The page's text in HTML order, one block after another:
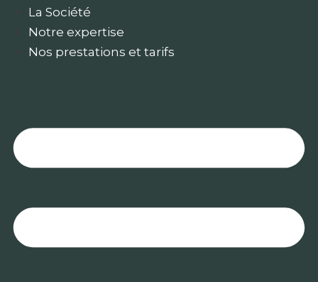
La Société
Notre expertise
Nos prestations et tarifs